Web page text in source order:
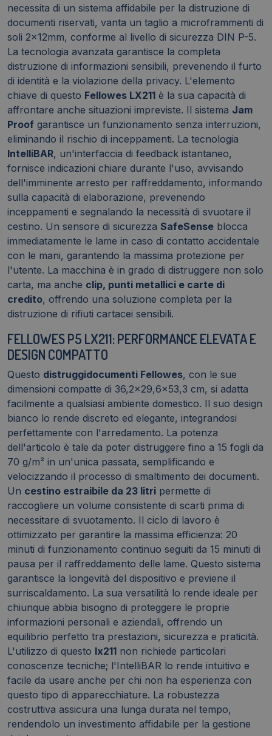
necessita di un sistema affidabile per la distruzione di
documenti riservati, vanta un taglio a microframmenti di
soli 2x12mm, conforme al livello di sicurezza DIN P-5.
La tecnologia avanzata garantisce la completa
distruzione di informazioni sensibili, prevenendo il furto
di identità e la violazione della privacy. L'elemento
chiave di questo Fellowes LX211 è la sua capacità di
affrontare anche situazioni impreviste. Il sistema Jam
Proof garantisce un funzionamento senza interruzioni,
eliminando il rischio di inceppamenti. La tecnologia
IntelliBAR, un'interfaccia di feedback istantaneo,
fornisce indicazioni chiare durante l'uso, avvisando
dell'imminente arresto per raffreddamento, informando
sulla capacità di elaborazione, prevenendo
inceppamenti e segnalando la necessità di svuotare il
cestino. Un sensore di sicurezza SafeSense blocca
immediatamente le lame in caso di contatto accidentale
con le mani, garantendo la massima protezione per
l'utente. La macchina è in grado di distruggere non solo
carta, ma anche clip, punti metallici e carte di
credito, offrendo una soluzione completa per la
distruzione di rifiuti cartacei sensibili.
FELLOWES P5 LX211: PERFORMANCE ELEVATA E
DESIGN COMPATTO
Questo distruggidocumenti Fellowes, con le sue
dimensioni compatte di 36,2x29,6x53,3 cm, si adatta
facilmente a qualsiasi ambiente domestico. Il suo design
bianco lo rende discreto ed elegante, integrandosi
perfettamente con l'arredamento. La potenza
dell'articolo è tale da poter distruggere fino a 15 fogli da
70 g/m² in un'unica passata, semplificando e
velocizzando il processo di smaltimento dei documenti.
Un cestino estraibile da 23 litri permette di
raccogliere un volume consistente di scarti prima di
necessitare di svuotamento. Il ciclo di lavoro è
ottimizzato per garantire la massima efficienza: 20
minuti di funzionamento continuo seguiti da 15 minuti di
pausa per il raffreddamento delle lame. Questo sistema
garantisce la longevità del dispositivo e previene il
surriscaldamento. La sua versatilità lo rende ideale per
chiunque abbia bisogno di proteggere le proprie
informazioni personali e aziendali, offrendo un
equilibrio perfetto tra prestazioni, sicurezza e praticità.
L'utilizzo di questo lx211 non richiede particolari
conoscenze tecniche; l'IntelliBAR lo rende intuitivo e
facile da usare anche per chi non ha esperienza con
questo tipo di apparecchiature. La robustezza
costruttiva assicura una lunga durata nel tempo,
rendendolo un investimento affidabile per la gestione